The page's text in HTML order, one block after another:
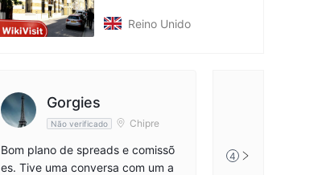
Reino Unido
Gorgies
Não verificado Chipre
Bom plano de spreads e comissõ
es. Tive uma conversa com um a
4